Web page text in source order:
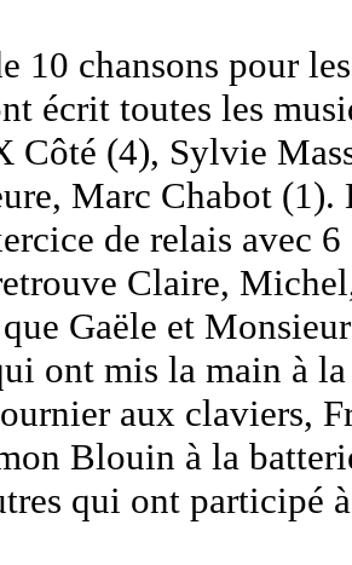
10 chansons pour
écrit toutes les
Côté (4), Sylvie
Marc Chabot
de relais avec
Claire,
Gaële et
ont mis la main à
aux claviers,
Blouin à la
qui ont participé